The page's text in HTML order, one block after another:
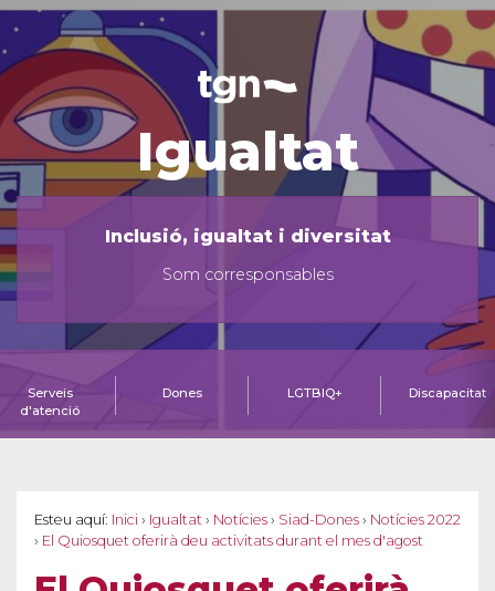
Igualtat
Inclusió, igualtat i diversitat
Som corresponsables
Serveis
d'atenció
Dones LGTBIQ+ Discapacitat
Esteu aquí: Inici › Igualtat › Notícies › Siad-Dones › Notícies 2022
› El Quiosquet oferirà deu activitats durant el mes d'agost